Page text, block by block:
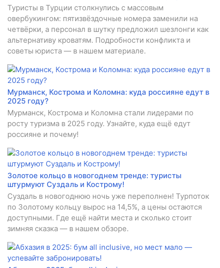
Туристы в Турции столкнулись с массовым
овербукингом: пятизвёздочные номера заменили на
четвёрки, а персонал в шутку предложил шезлонги как
альтернативу кроватям. Подробности конфликта и
советы юриста — в нашем материале.
Мурманск, Кострома и Коломна: куда россияне едут в
2025 году?
Мурманск, Кострома и Коломна стали лидерами по
росту туризма в 2025 году. Узнайте, куда ещё едут
россияне и почему!
Золотое кольцо в новогоднем тренде: туристы
штурмуют Суздаль и Кострому!
Суздаль в новогоднюю ночь уже переполнен! Турпоток
по Золотому кольцу вырос на 14,5%, а цены остаются
доступными. Где ещё найти места и сколько стоит
зимняя сказка — в нашем обзоре.